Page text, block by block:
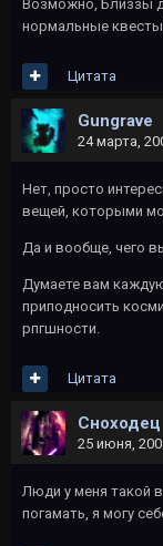
Возможно, Близзы
нормальные
Цитата
Gungrave
24 марта,
Нет, просто
вещей, которыми
Да и вообще, чего
Думаете вам
приподносить
рпгшности.
Цитата
Сноходец
25 июня,
Люди у меня такой
погамать, я могу